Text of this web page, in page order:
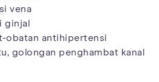
vena
ginjal
obatan antihipertensi
golongan penghambat kanal